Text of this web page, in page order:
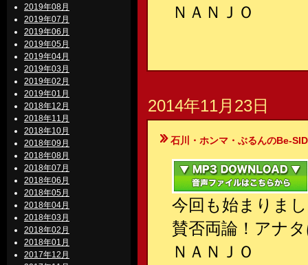
2019年08月
2019年07月
2019年06月
2019年05月
2019年04月
2019年03月
2019年02月
2019年01月
2018年12月
2018年11月
2018年10月
2018年09月
2018年08月
2018年07月
2018年06月
2018年05月
2018年04月
2018年03月
2018年02月
2018年01月
2017年12月
ＮＡＮＪＯ
2014年11月23日
石川・ホンマ・ぶるんのBe-
今回も始まりま
賛否両論！アナ
ＮＡＮＪＯ